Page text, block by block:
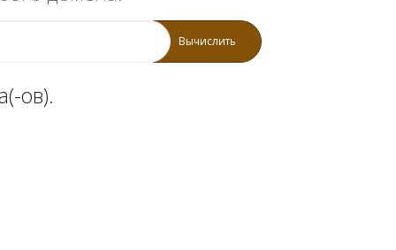
Вычислить
ов).